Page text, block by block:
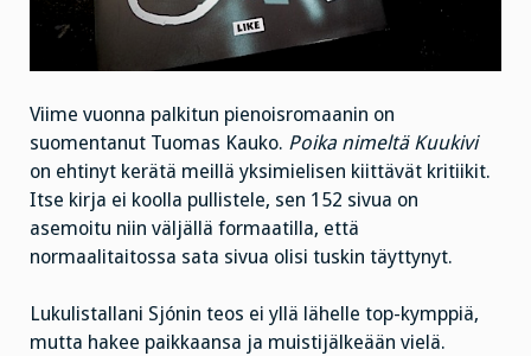
Viime vuonna palkitun pienoisromaanin on
suomentanut Tuomas Kauko. Poika nimeltä Kuukivi
on ehtinyt kerätä meillä yksimielisen kiittävät kritiikit.
Itse kirja ei koolla pullistele, sen 152 sivua on
asemoitu niin väljällä formaatilla, että
normaalitaitossa sata sivua olisi tuskin täyttynyt.
Lukulistallani Sjónin teos ei yllä lähelle top-kymppiä,
mutta hakee paikkaansa ja muistijälkeään vielä.